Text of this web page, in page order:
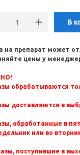
В
на препарат может
цены у
обрабатываются
доставляются в
обработанные в
или во
поступившие в